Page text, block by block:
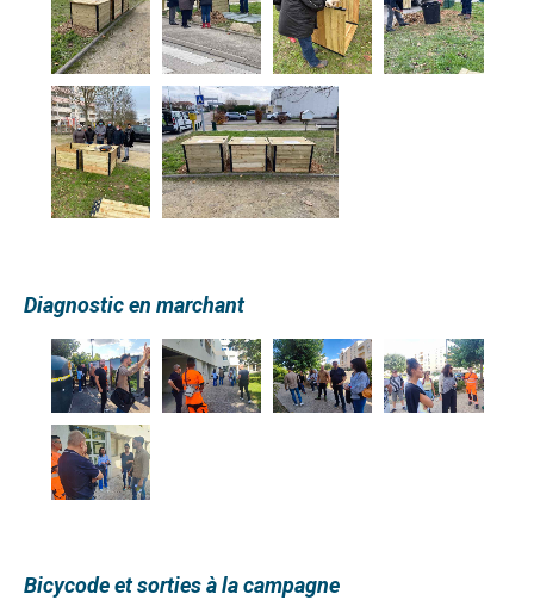
Diagnostic en marchant
Bicycode et sorties à la campagne